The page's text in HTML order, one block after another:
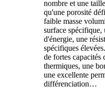
nombre et une
qu'une porosité
faible masse
surface spécifique,
d'énergie, une
spécifiques
de fortes capacités
thermiques, une
une excellente
différenciation…